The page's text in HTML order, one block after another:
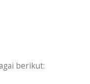
berikut: